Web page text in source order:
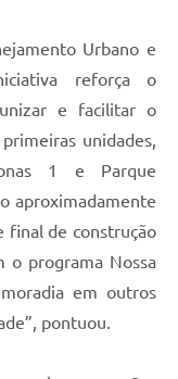
Urbano e
reforça o
e facilitar o
unidades,
1 e Parque
aproximadamente
final de construção
o programa Nossa
em outros
pontuou.